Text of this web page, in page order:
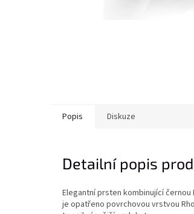
Popis Diskuze
Detailní popis
Elegantní prsten kombinující
je opatřeno povrchovou vrstvou